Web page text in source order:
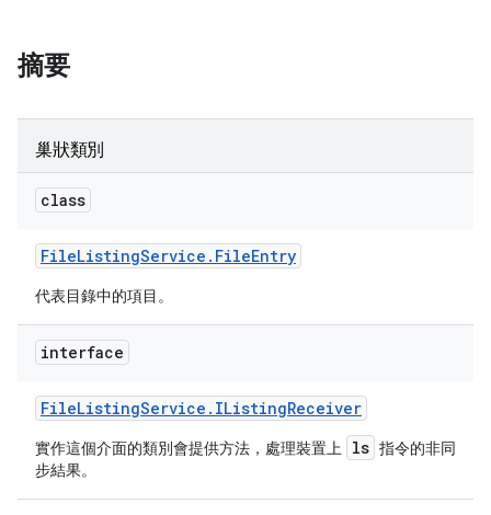
摘要
巢狀類別
class
FileListingService . FileEntry
代表目錄中的項目。
interface
FileListingService . IListingReceiver
實作這個介面的類別會提供方法，處理裝置上 ls 指令的非同
步結果。